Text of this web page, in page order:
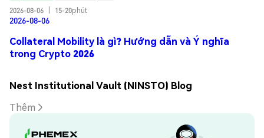
2026-08-06
15-20phút
2026-08-06
Collateral Mobility là gì? Hướng dẫn và Ý nghĩa
trong Crypto 2026
Nest Institutional Vault (NINSTO) Blog
Thêm